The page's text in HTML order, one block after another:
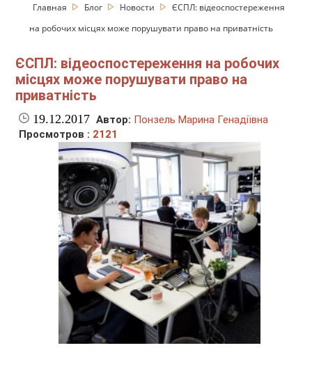
Главная Блог Новости
ЄСПЛ: відеоспостереження
на робочих місцях може порушувати право на приватність
ЄСПЛ: відеоспостереження на робочих
місцях може порушувати право на
приватність
19.12.2017 Автор: Понзель Марина Генадіївна
Просмотров : 2121